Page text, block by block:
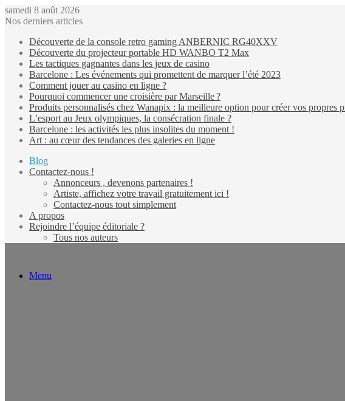
samedi 8 août 2026
Nos derniers articles
Découverte de la console retro gaming ANBERNIC RG40XXV
Découverte du projecteur portable HD WANBO T2 Max
Les tactiques gagnantes dans les jeux de casino
Barcelone : Les événements qui promettent de marquer l’été 2023
Comment jouer au casino en ligne ?
Pourquoi commencer une croisière par Marseille ?
Produits personnalisés chez Wanapix : la meilleure option pour créer vos propres
L’esport au Jeux olympiques, la consécration finale ?
Barcelone : les activités les plus insolites du moment !
Art : au cœur des tendances des galeries en ligne
Blog
Contactez-nous !
Annonceurs , devenons partenaires !
Artiste, affichez votre travail gratuitement ici !
Contactez-nous tout simplement
A propos
Rejoindre l’équipe éditoriale ?
Tous nos auteurs
Menu